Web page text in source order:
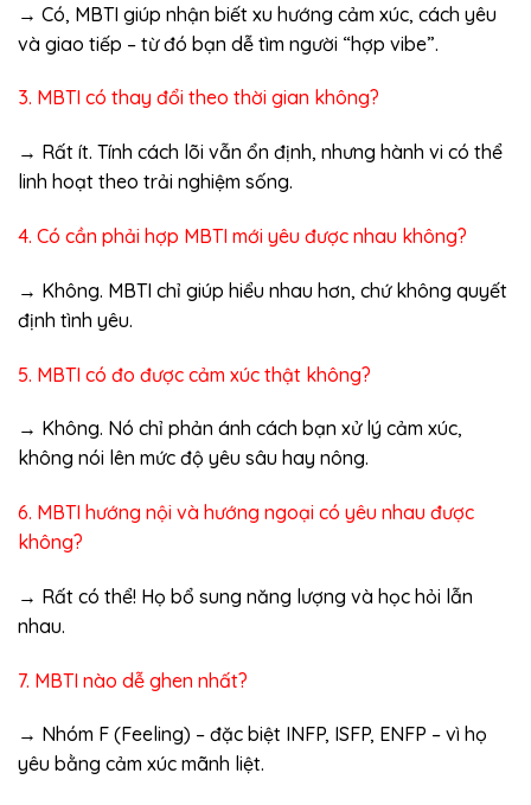
→ Có, MBTI giúp nhận biết xu hướng cảm xúc, cách yêu
và giao tiếp – từ đó bạn dễ tìm người “hợp vibe”.
3. MBTI có thay đổi theo thời gian không?
→ Rất ít. Tính cách lõi vẫn ổn định, nhưng hành vi có thể
linh hoạt theo trải nghiệm sống.
4. Có cần phải hợp MBTI mới yêu được nhau không?
→ Không. MBTI chỉ giúp hiểu nhau hơn, chứ không quyết
định tình yêu.
5. MBTI có đo được cảm xúc thật không?
→ Không. Nó chỉ phản ánh cách bạn xử lý cảm xúc,
không nói lên mức độ yêu sâu hay nông.
6. MBTI hướng nội và hướng ngoại có yêu nhau được
không?
→ Rất có thể! Họ bổ sung năng lượng và học hỏi lẫn
nhau.
7. MBTI nào dễ ghen nhất?
→ Nhóm F (Feeling) – đặc biệt INFP, ISFP, ENFP – vì họ
yêu bằng cảm xúc mãnh liệt.